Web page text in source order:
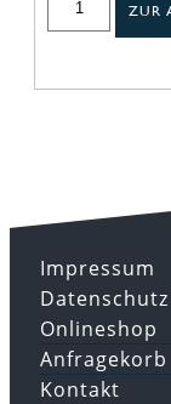
ZUR
Impressum
Datenschutz
Onlineshop
Anfragekorb
Kontakt